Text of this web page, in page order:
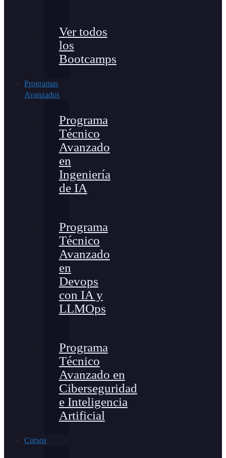
Ver todos
los
Bootcamps
Programas
Avanzados
Programa
Técnico
Avanzado
en
Ingeniería
de IA
Programa
Técnico
Avanzado
en
Devops
con IA y
LLMOps
Programa
Técnico
Avanzado en
Ciberseguridad
e Inteligencia
Artificial
Cursos